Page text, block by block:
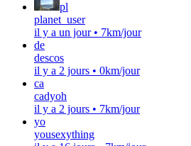
pl
planet_user
il y a un jour • 7km/jour
de
descos
il y a 2 jours • 0km/jour
ca
cadyoh
il y a 2 jours • 7km/jour
yo
yousexything